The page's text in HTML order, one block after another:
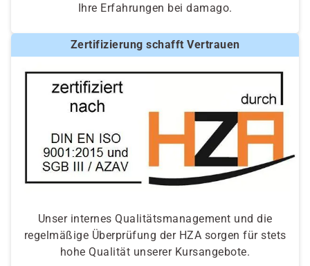
Ihre Erfahrungen bei damago.
Zertifizierung schafft Vertrauen
Unser internes Qualitätsmanagement und die
regelmäßige Überprüfung der HZA sorgen für stets
hohe Qualität unserer Kursangebote.